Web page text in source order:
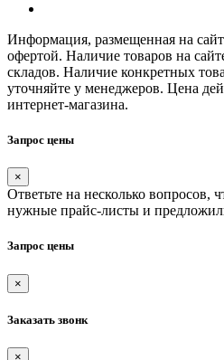
Информация, размещенная на
офертой. Наличие товаров на
складов. Наличие конкретных
уточняйте у менеджеров. Цена
интернет-магазина.
Запрос цены
×
Ответьте на несколько вопросов,
нужные прайс-листы и
Запрос цены
×
Заказать звонк
×